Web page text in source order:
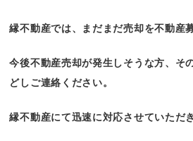
縁不動産では、まだまだ売却を不動産
今後不動産売却が発生しそうな方、そ
どしご連絡ください。
縁不動産にて迅速に対応させていただ